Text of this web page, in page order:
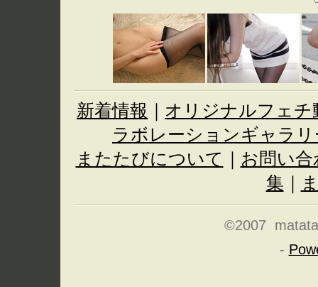
新着情報
オリジナルフェチ
ラボレーションギャラリ
またたびについて
お問い合
集
©2007
-